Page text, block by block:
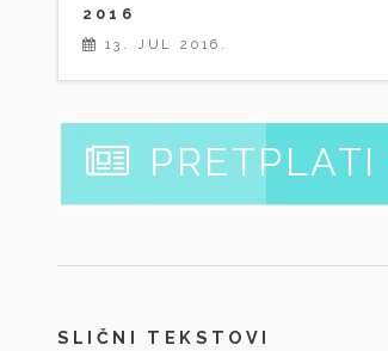
2016
13. JUL 2016.
PRETPLATI
SLIČNI TEKSTOVI